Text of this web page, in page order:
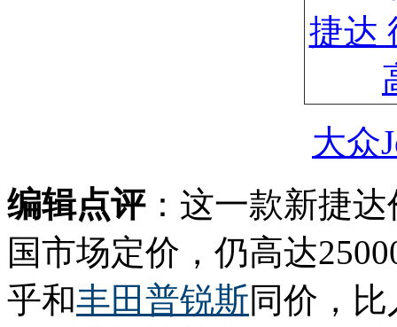
大众
编辑点评：这一款新捷
国市场定价，仍高达
乎和丰田 普锐斯同价，